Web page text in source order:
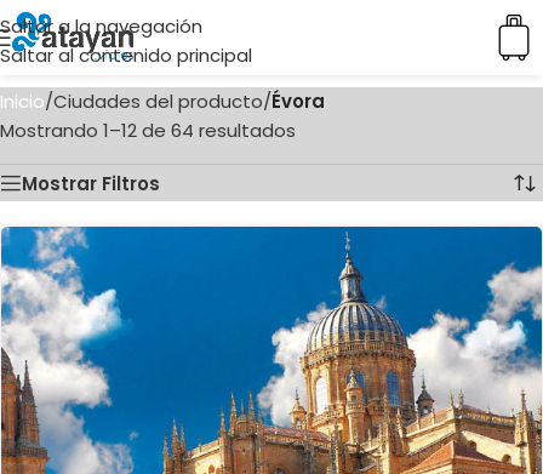
Saltar a la navegación
Saltar al contenido principal
Inicio/Ciudades del producto/Évora
Mostrando 1–12 de 64 resultados
Mostrar Filtros